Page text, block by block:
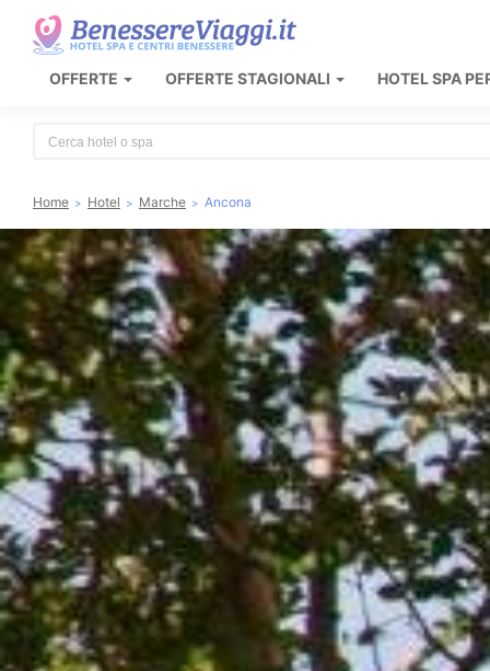
OFFERTE OFFERTE STAGIONALI HOTEL SPA
Home Hotel Marche Ancona